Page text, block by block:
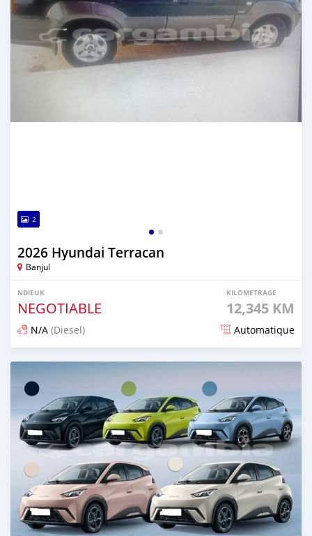
2
2026 Hyundai Terracan
Banjul
NDIEUK
NEGOTIABLE
KILOMETRAGE
12,345 KM
N/A (Diesel) Automatique
Dougal na niou ko depuis 1 days